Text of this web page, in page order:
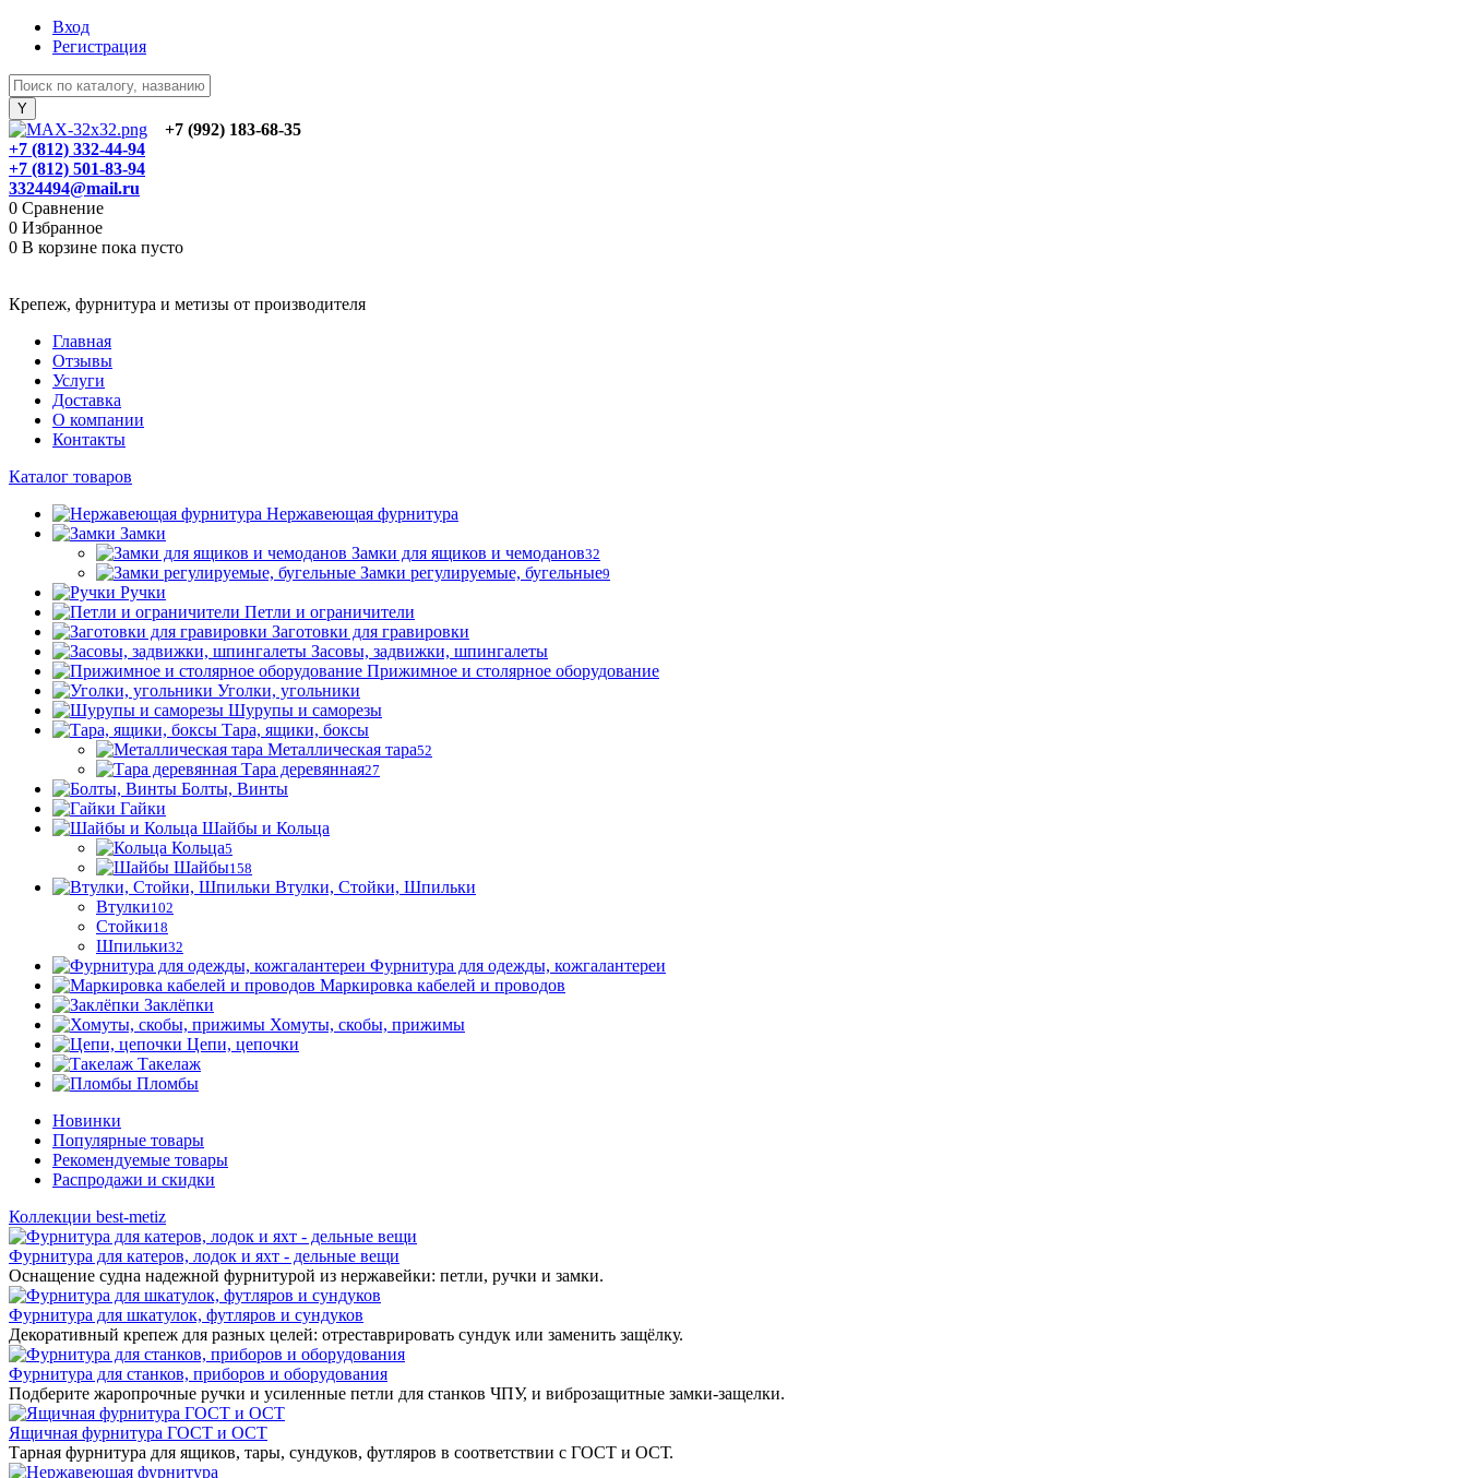
Вход
Регистрация
+7 (992) 183-68-35
+7 (812) 332-44-94
+7 (812) 501-83-94
3324494@mail.ru
0 Сравнение
0 Избранное
0 В корзине пока пусто
Крепеж, фурнитура и метизы от производителя
Главная
Отзывы
Услуги
Доставка
О компании
Контакты
Каталог товаров
Нержавеющая фурнитура
Замки
Замки для ящиков и чемоданов32
Замки регулируемые, бугельные9
Ручки
Петли и ограничители
Заготовки для гравировки
Засовы, задвижки, шпингалеты
Прижимное и столярное оборудование
Уголки, угольники
Шурупы и саморезы
Тара, ящики, боксы
Металлическая тара52
Тара деревянная27
Болты, Винты
Гайки
Шайбы и Кольца
Кольца5
Шайбы158
Втулки, Стойки, Шпильки
Втулки102
Стойки18
Шпильки32
Фурнитура для одежды, кожгалантереи
Маркировка кабелей и проводов
Заклёпки
Хомуты, скобы, прижимы
Цепи, цепочки
Такелаж
Пломбы
Новинки
Популярные товары
Рекомендуемые товары
Распродажи и скидки
Коллекции best-metiz
Фурнитура для катеров, лодок и яхт - дельные вещи
Оснащение судна надежной фурнитурой из нержавейки: петли, ручки и замки.
Фурнитура для шкатулок, футляров и сундуков
Декоративный крепеж для разных целей: отреставрировать сундук или заменить защёлку.
Фурнитура для станков, приборов и оборудования
Подберите жаропрочные ручки и усиленные петли для станков ЧПУ, и виброзащитные замки-защелки.
Ящичная фурнитура ГОСТ и ОСТ
Тарная фурнитура для ящиков, тары, сундуков, футляров в соответствии с ГОСТ и ОСТ.